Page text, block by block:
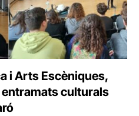
i Arts Escèniques,
culturals